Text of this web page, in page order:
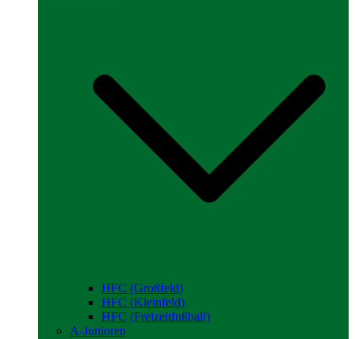
HFC (Großfeld)
HFC (Kleinfeld)
HFC (Freizeitfußball)
A-Junioren